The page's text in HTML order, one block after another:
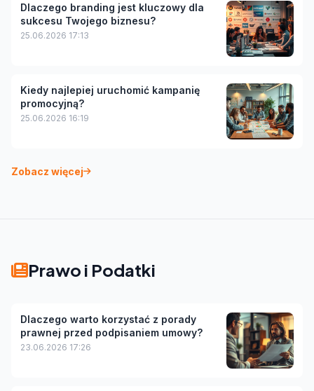
Dlaczego branding jest kluczowy dla
sukcesu Twojego biznesu?
25.06.2026 17:13
Kiedy najlepiej uruchomić kampanię
promocyjną?
25.06.2026 16:19
Zobacz więcej
Prawo i Podatki
Dlaczego warto korzystać z porady
prawnej przed podpisaniem umowy?
23.06.2026 17:26